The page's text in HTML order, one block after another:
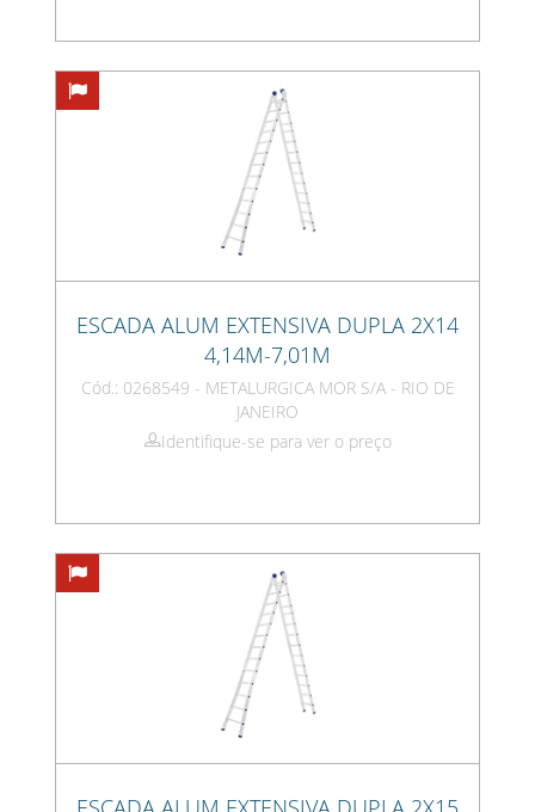
ESCADA ALUM EXTENSIVA DUPLA 2X14
4,14M-7,01M
Cód.: 0268549 - METALURGICA MOR S/A - RIO DE
JANEIRO
Identifique-se para ver o preço